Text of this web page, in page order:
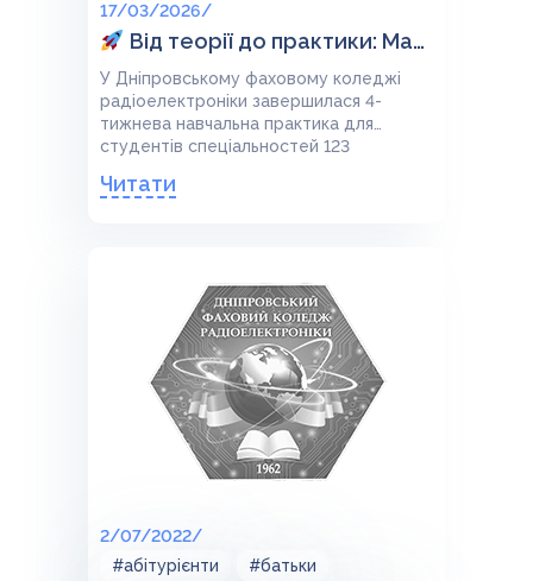
17/03/2026/
Від теорії до практики: Майбутні інженери та електроніки підкорюють професійні вершини!
У Дніпровському фаховому коледжі
радіоелектроніки завершилася 4-
тижнева навчальна практика для
студентів спеціальностей 123
«Електроніка».
Читати
2/07/2022/
#абітурієнти
#батьки